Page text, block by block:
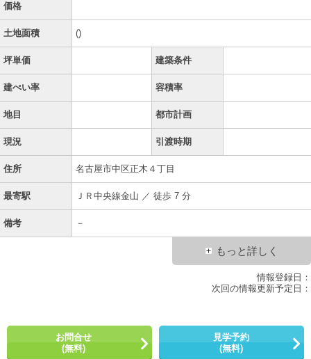
価格
土地面積 ()
坪単価 建築条件
建ぺい率 容積率
地目 都市計画
現況 引渡時期
住所 名古屋市中区正木４丁目
最寄駅 ＪＲ中央線金山 ／ 徒歩 7 分
備考 －
もっと詳しく
情報登録日：
次回の情報更新予定日：
お問合せ
(無料)
見学予約
(無料)